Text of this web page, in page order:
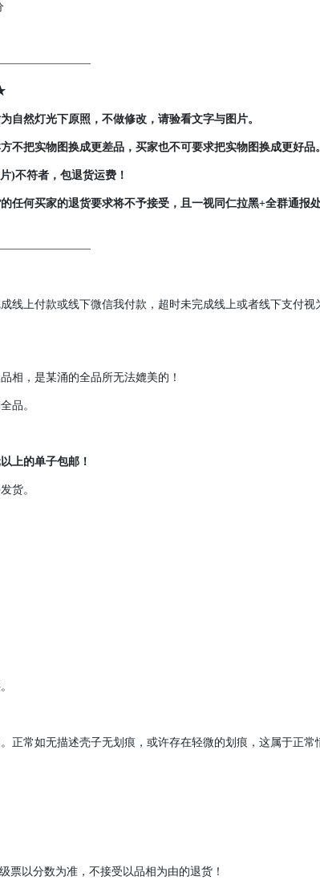
然灯光下原照，不做修改，请验看文字与图片。
不把实物图换成更差品，买家也不可要求把实物图换成更好品
)不符者，包退货运费！
任何买家的退货要求将不予接受，且一视同仁拉黑+全群通报
线上付款或线下微信我付款，超时未完成线上或者线下支付视
相，是某涌的全品所无法媲美的！
品。
上的单子包邮！
货。
正常如无描述壳子无划痕，或许存在轻微的划痕，这属于正常
票以分数为准，不接受以品相为由的退货！